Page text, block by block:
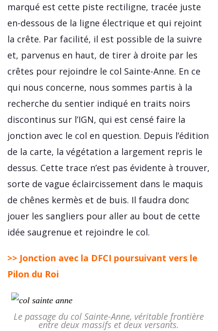
marqué est cette piste rectiligne, tracée juste
en-dessous de la ligne électrique et qui rejoint
la crête. Par facilité, il est possible de la suivre
et, parvenus en haut, de tirer à droite par les
crêtes pour rejoindre le col Sainte-Anne. En ce
qui nous concerne, nous sommes partis à la
recherche du sentier indiqué en traits noirs
discontinus sur l’IGN, qui est censé faire la
jonction avec le col en question. Depuis l’édition
de la carte, la végétation a largement repris le
dessus. Cette trace n’est pas évidente à trouver,
sorte de vague éclaircissement dans le maquis
de chênes kermès et de buis. Il faudra donc
jouer les sangliers pour aller au bout de cette
idée saugrenue et rejoindre le col.
>> Jonction avec la DFCI poursuivant vers le
Pilon du Roi
Le passage du col Sainte-Anne, véritable frontière
entre deux massifs et deux versants.